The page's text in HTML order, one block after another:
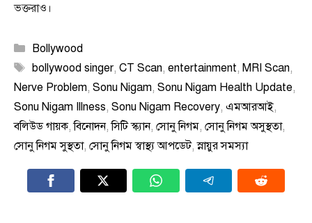
ভক্তরাও।
Categories
Bollywood
Tags
bollywood singer, CT Scan, entertainment, MRI Scan,
Nerve Problem, Sonu Nigam, Sonu Nigam Health Update,
Sonu Nigam Illness, Sonu Nigam Recovery, এমআরআই,
বলিউড গায়ক,বিনোদন,সিটি স্ক্যান, সোনু নিগম, সোনু নিগম অসুস্থতা,
সোনু নিগম সুস্থতা, সোনু নিগম স্বাস্থ্য আপডেট,স্নায়ুর সমস্যা